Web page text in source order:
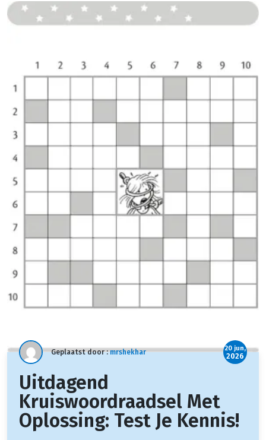
Geplaatst door :mrshekhar 20 jun,
2026
Uitdagend
Kruiswoordraadsel Met
Oplossing: Test Je Kennis!